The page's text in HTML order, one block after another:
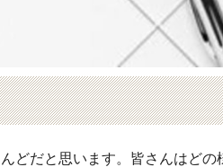
どだと思います。皆さんはどの